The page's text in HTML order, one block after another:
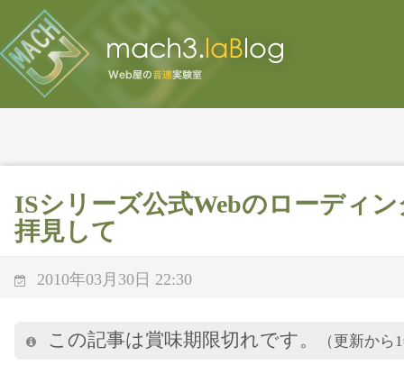
ISシリーズ公式Webのローディ
拝見して
2010年03月30日 22:30
この記事は賞味期限切れです。 （更新か